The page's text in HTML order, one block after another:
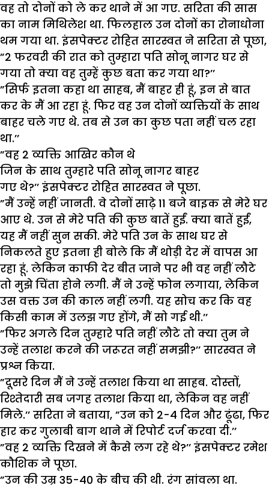
वह तो दोनों को ले कर थाने में आ गए. सरिता की सास
का नाम मिथिलेश था. फिलहाल उन दोनों का रोनाधोना
थम गया था. इंसपेक्टर रोहित सारस्वत ने सरिता से पूछा,
”2 फरवरी की रात को तुम्हारा पति सोनू नागर घर से
गया तो क्या वह तुम्हें कुछ बता कर गया था?’’
”सिर्फ इतना कहा था साहब, मैं बाहर ही हूं, इन से बात
कर के मैं आ रहा हूं. फिर वह उन दोनों व्यक्तियों के साथ
बाहर चले गए थे. तब से उन का कुछ पता नहीं चल रहा
था.’’
”वह 2 व्यक्ति आखिर कौन थे
जिन के साथ तुम्हारे पति सोनू नागर बाहर
गए थे?’’ इंसपेक्टर रोहित सारस्वत ने पूछा.
”मैं उन्हें नहीं जानती. वे दोनों साढ़े 11 बजे बाइक से मेरे घर
आए थे. उन से मेरे पति की कुछ बातें हुईं. क्या बातें हुईं,
यह मैं नहीं सुन सकी. मेरे पति उन के साथ घर से
निकलते हुए इतना ही बोले कि मैं थोड़ी देर में वापस आ
रहा हूं. लेकिन काफी देर बीत जाने पर भी वह नहीं लौटे
तो मुझे चिंता होने लगी. मैं ने उन्हें फोन लगाया, लेकिन
उस वक्त उन की काल नहीं लगी. यह सोच कर कि वह
किसी काम में उलझ गए होंगे, मैं सो गई थी.’’
”फिर अगले दिन तुम्हारे पति नहीं लौटे तो क्या तुम ने
उन्हें तलाश करने की जरूरत नहीं समझी?’’ सारस्वत ने
प्रश्न किया.
”दूसरे दिन मैं ने उन्हें तलाश किया था साहब. दोस्तों,
रिश्तेदारी सब जगह तलाश किया था, लेकिन वह नहीं
मिले.’’ सरिता ने बताया, ”उन को 2-4 दिन और ढूंढा, फिर
हार कर गुलाबी बाग थाने में रिपोर्ट दर्ज करवा दी.’’
”वह 2 व्यक्ति दिखने में कैसे लग रहे थे?’’ इंसपेक्टर रमेश
कौशिक ने पूछा.
”उन की उम्र 35-40 के बीच की थी. रंग सांवला था.